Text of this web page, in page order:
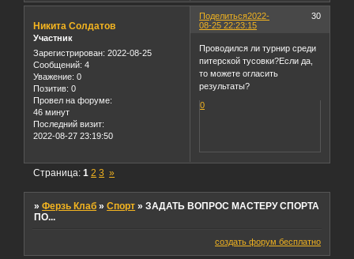
Поделиться 30
2022-
08-25 22:23:15
Никита Солдатов
Участник
Зарегистрирован: 2022-08-25
Сообщений: 4
Уважение: 0
Позитив: 0
Провел на форуме:
46 минут
Последний визит:
2022-08-27 23:19:50
Проводился ли турнир среди
питерской тусовки?Если да,
то можете огласить
результаты?
0
Страница:1 2 3 »
»Ферзь Клаб »Спорт »ЗАДАТЬ ВОПРОС МАСТЕРУ СПОРТА
ПО...
создать форум бесплатно